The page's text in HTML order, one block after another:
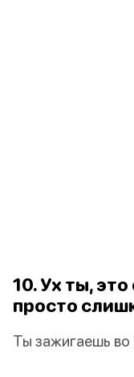
10. Ух ты,
просто
Ты зажигаешь во